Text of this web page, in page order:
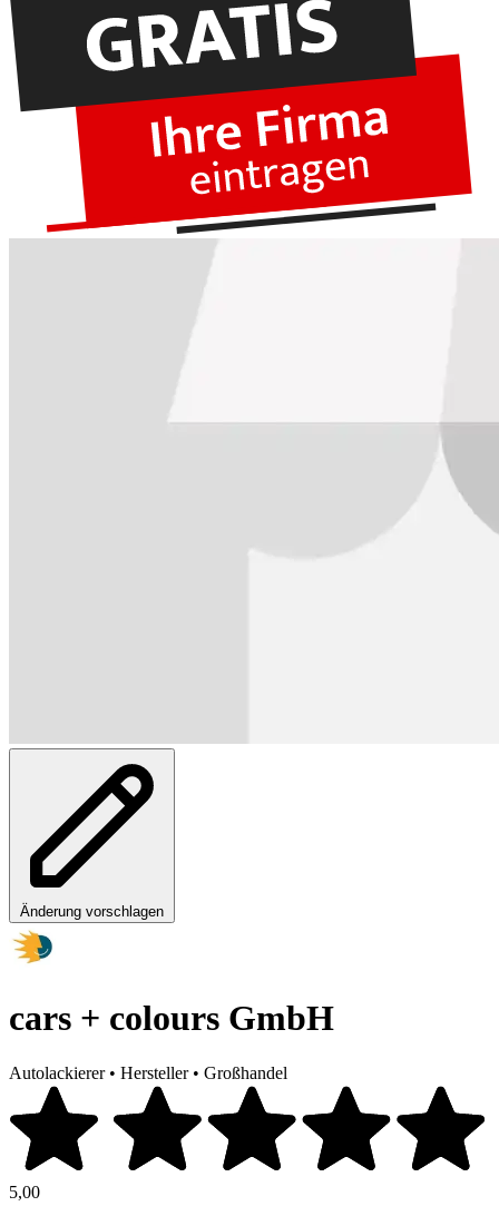
Änderung vorschlagen
cars + colours GmbH
Autolackierer • Hersteller • Großhandel
5,00